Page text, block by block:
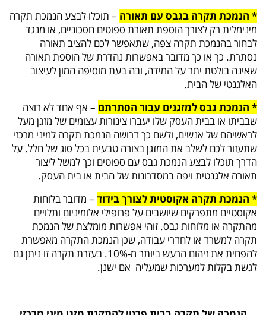
* הנמכת תקרה בגבס עם תאורה – תוכלו לבצע הנמכת תקרה
מינימלית רק לצורך הוספת תאורת ספוטים חסכוניים, או מנגד
לבחור בהנמכת תקרה צפה, שתאפשר לכם להציב תאורה
נסתרת. כך או כך מדובר באפשרות נהדרת של הוספת תאורה
שאינה בולטת יתר על המידה, ובה בעת מוסיפה המון לעיצוב
האלגנטי של הבית.
* הנמכת גבס למזגנים עבור הסתרתם – אף אחד לא רוצה
שבביתו או בבית העסק שלו יעברו צינורות עצומים של מזגן מעל
לראשיהם של אנשים, ולשם כך דרושה הנמכת תקרה למיני מרכזי
שתעזור לכם לשלב את המזגן בצורה טבעית בכל סוג של חלל. על
הדרך תוכלו לבצע הנמכת גבס עם ספוטים וכך למשל ליצור
תאורה אלגנטית ויפה במסדרונות של הבית או בית העסק.
* הנמכת תקרה אקוסטית לצורך בידוד – מדובר בלוחות
אקוסטיים מתפרקים שיושבים על פרופילי אלומיניום ותלויים
מהתקרה או מלוחות גבס. זוהי אפשרות מומלצת של הנמכת
תקרה למשרד או לחדרי עבודה, שכן הנמכת התקרה מאפשרת
להפחית את זיהום הרעש ביותר מ-10%. בעזרת תקרה זו ניתן גם
לגשת בקלות למערכות שמעליה אם ישנן.